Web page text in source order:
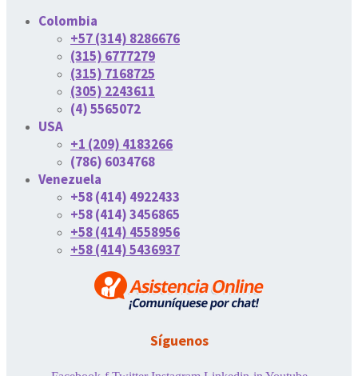
Colombia
+57 (314) 8286676
(315) 6777279
(315) 7168725
(305) 2243611
(4) 5565072
USA
+1 (209) 4183266
(786) 6034768
Venezuela
+58 (414) 4922433
+58 (414) 3456865
+58 (414) 4558956
+58 (414) 5436937
Síguenos